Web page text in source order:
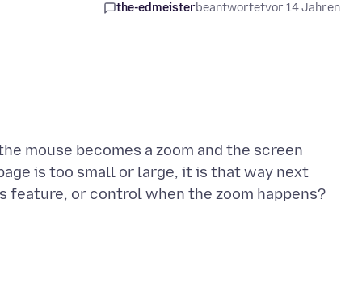
the-edmeisterbeantwortetvor 14 Jahren
mouse becomes a zoom and the screen
is too small or large, it is that way next